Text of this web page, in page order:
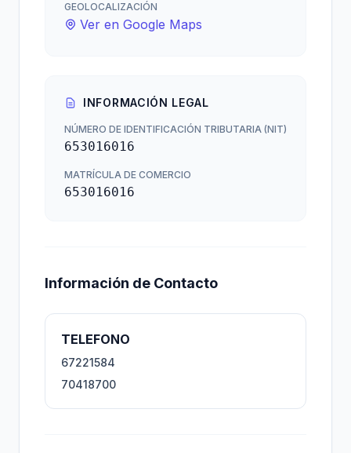
GEOLOCALIZACIÓN
Ver en Google Maps
INFORMACIÓN LEGAL
NÚMERO DE IDENTIFICACIÓN TRIBUTARIA (NIT)
653016016
MATRÍCULA DE COMERCIO
653016016
Información de Contacto
TELEFONO
67221584
70418700